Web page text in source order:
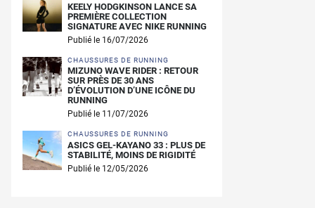
KEELY HODGKINSON LANCE SA
PREMIÈRE COLLECTION
SIGNATURE AVEC NIKE RUNNING
Publié le 16/07/2026
CHAUSSURES DE RUNNING
MIZUNO WAVE RIDER : RETOUR
SUR PRÈS DE 30 ANS
D’ÉVOLUTION D’UNE ICÔNE DU
RUNNING
Publié le 11/07/2026
CHAUSSURES DE RUNNING
ASICS GEL-KAYANO 33 : PLUS DE
STABILITÉ, MOINS DE RIGIDITÉ
Publié le 12/05/2026